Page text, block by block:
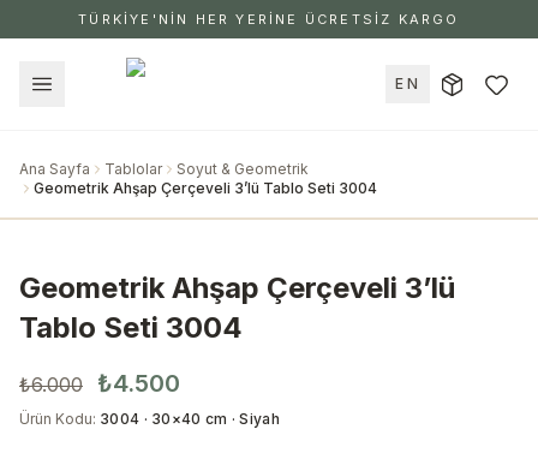
TÜRKİYE'NİN HER YERİNE ÜCRETSİZ KARGO
EN
Ana Sayfa Tablolar
Soyut & Geometrik
Geometrik Ahşap Çerçeveli 3’lü Tablo Seti 3004
Geometrik Ahşap Çerçeveli 3’lü
Tablo Seti 3004
₺6.000 ₺4.500
Ürün Kodu: 3004 · 30×40 cm · Siyah